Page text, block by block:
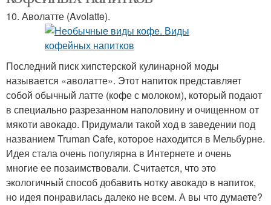
10. Аволатте (Avolatte).
Последний писк хипстерской кулинарной моды
называется «аволатте». Этот напиток представляет
собой обычный латте (кофе с молоком), который подают
в специально разрезанном наполовину и очищенном от
мякоти авокадо. Придумали такой ход в заведении под
названием Truman Cafe, которое находится в Мельбурне.
Идея стала очень популярна в Интернете и очень
многие ее позаимствовали. Считается, что это
экологичный способ добавить нотку авокадо в напиток,
но идея понравилась далеко не всем. А вы что думаете?